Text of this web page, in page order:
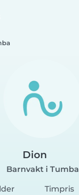
Dion
Barnvakt i Tumba
Timpris